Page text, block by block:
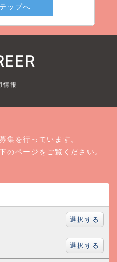
ップへ
情報
集を行っています。
のページをご覧ください。
選択する
選択する